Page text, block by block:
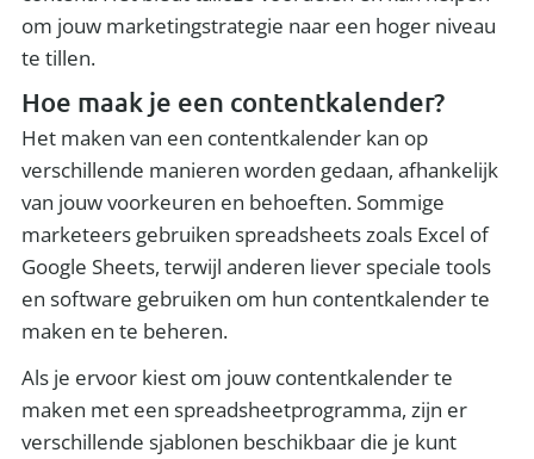
om jouw marketingstrategie naar een hoger niveau
te tillen.
Hoe maak je een contentkalender?
Het maken van een contentkalender kan op
verschillende manieren worden gedaan, afhankelijk
van jouw voorkeuren en behoeften. Sommige
marketeers gebruiken spreadsheets zoals Excel of
Google Sheets, terwijl anderen liever speciale tools
en software gebruiken om hun contentkalender te
maken en te beheren.
Als je ervoor kiest om jouw contentkalender te
maken met een spreadsheetprogramma, zijn er
verschillende sjablonen beschikbaar die je kunt